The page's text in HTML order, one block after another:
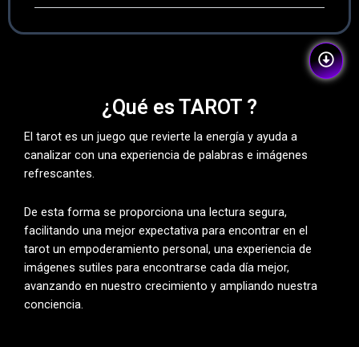
¿Qué es TAROT ?
El tarot es un juego que revierte la energía y ayuda a
canalizar con una experiencia de palabras e imágenes
refrescantes.
De esta forma se proporciona una lectura segura,
facilitando una mejor expectativa para encontrar en el
tarot un empoderamiento personal, una experiencia de
imágenes sutiles para encontrarse cada día mejor,
avanzando en nuestro crecimiento y ampliando nuestra
conciencia.